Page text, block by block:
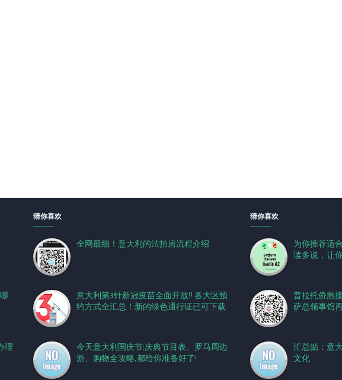
理
猜你喜欢
全网最细！意大利的法拍房流程介绍
意大利第3针新冠疫苗全面开放‼️ 各大区预
约方式全汇总！新的绿色通行证已可下载
今天意大利国庆节:庆典节目表、罗马周边
游、购物全攻略,都给你准备好了!
猜你喜欢
为你推荐适
读多说，让
普拉托侨胞
萨总领事馆
汇总贴：意
文化